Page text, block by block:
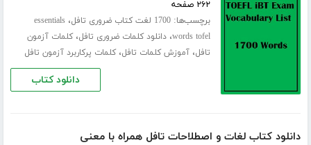
۲۶۲ صفحه
برچسب‌ها:1700 لغت کتاب ضروری تافل ،essentials
words tofel،دانلود کلمات ضروری تافل،کلمات آزمون
تافل،آموزش کلمات تافل،کلمات پرکاربرد آزمون تافل
دانلود کتاب
دانلود کتاب لغات و اصطلاحات تافل همراه با معنی